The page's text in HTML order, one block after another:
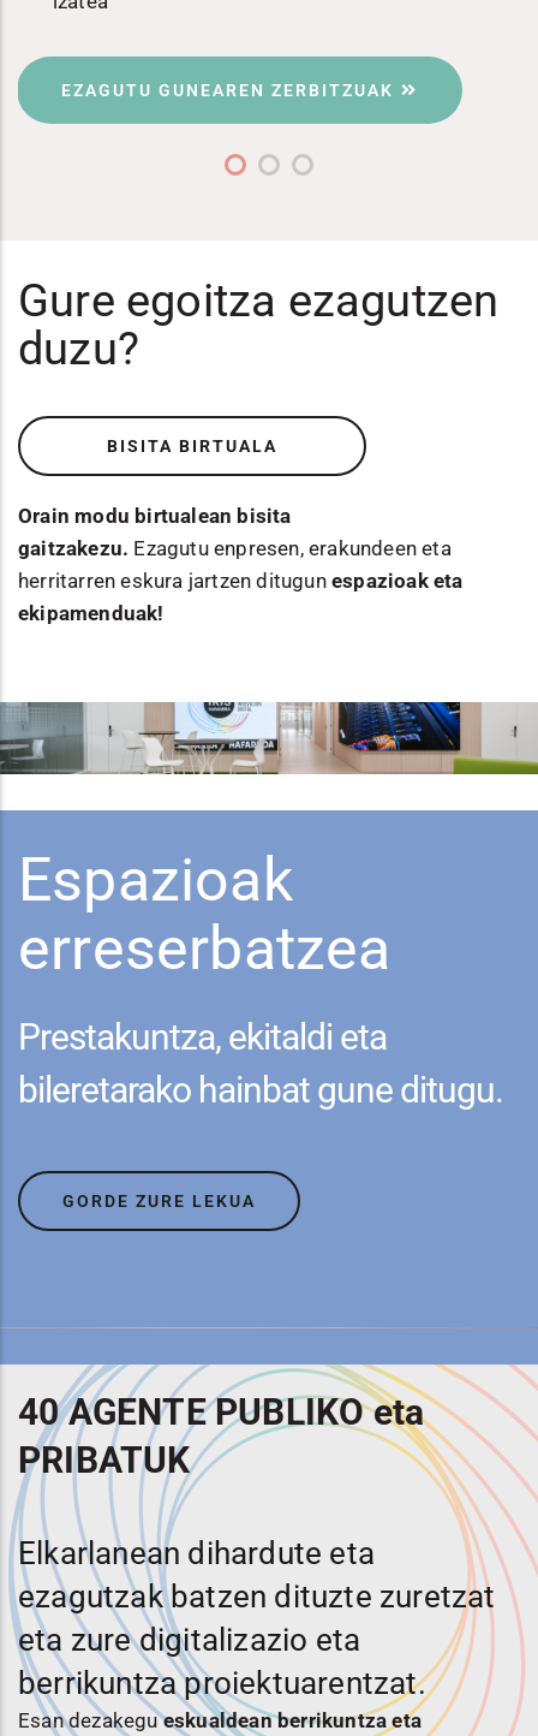
EZAGUTU GUNEAREN ZERBITZUAK
Gure egoitza ezagutzen
duzu?
BISITA BIRTUALA
Orain modu birtualean bisita
gaitzakezu. Ezagutu enpresen, erakundeen eta
herritarren eskura jartzen ditugun espazioak eta
ekipamenduak!
Espazioak
erreserbatzea
Prestakuntza, ekitaldi eta
bileretarako hainbat gune ditugu.
GORDE ZURE LEKUA
40 AGENTE PUBLIKO eta
PRIBATUK
Elkarlanean dihardute eta
ezagutzak batzen dituzte zuretzat
eta zure digitalizazio eta
berrikuntza proiektuarentzat.
Esan dezakegueskualdean berrikuntza eta